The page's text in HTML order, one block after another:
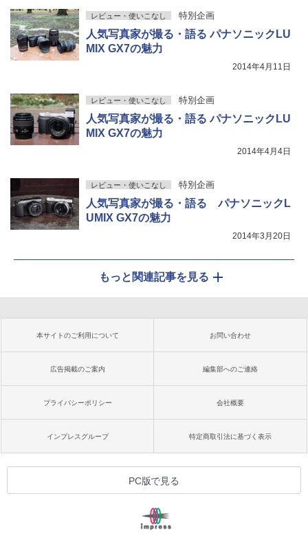
レビュー・使いこなし 特別企画
人気写真家が撮る・語る パナソニックLU
MIX GX7の魅力
2014年4月11日
レビュー・使いこなし 特別企画
人気写真家が撮る・語る パナソニックLU
MIX GX7の魅力
2014年4月4日
レビュー・使いこなし 特別企画
人気写真家が撮る・語る パナソニックL
UMIX GX7の魅力
2014年3月20日
もっと関連記事を見る
本サイトのご利用について お問い合わせ
広告掲載のご案内 編集部へのご連絡
プライバシーポリシー 会社概要
インプレスグループ 特定商取引法に基づく表示
PC版で見る